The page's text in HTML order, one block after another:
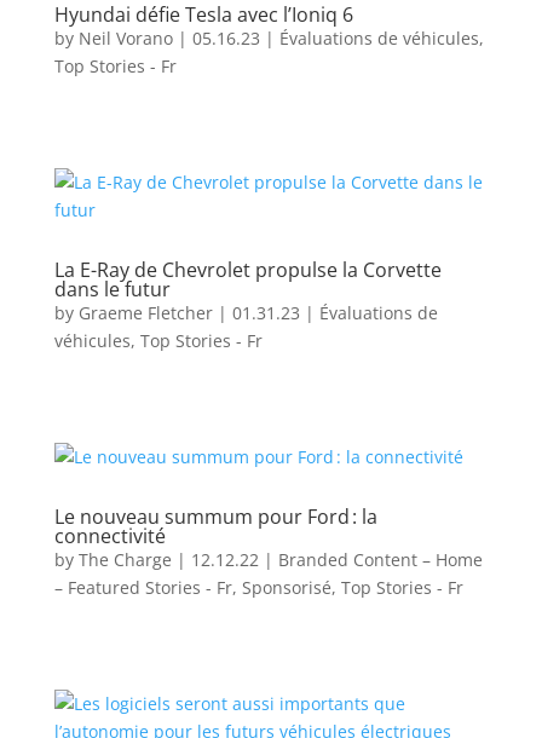
Hyundai défie Tesla avec l’Ioniq 6
by Neil Vorano| 05.16.23 | Évaluations de véhicules,
Top Stories - Fr
La E-Ray de Chevrolet propulse la Corvette
dans le futur
by Graeme Fletcher| 01.31.23 | Évaluations de
véhicules, Top Stories - Fr
Le nouveau summum pour Ford : la
connectivité
by The Charge | 12.12.22| Branded Content – Home
– Featured Stories - Fr, Sponsorisé, Top Stories - Fr